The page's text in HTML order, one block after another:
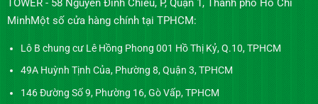
TOWER - 58 Nguyễn Đình Chiểu, P, Quận 1, Thành phố Hồ Chí
MinhMột số cửa hàng chính tại TPHCM:
Lô B chung cư Lê Hồng Phong 001 Hồ Thị Kỷ, Q.10, TPHCM
49A Huỳnh Tịnh Của, Phường 8, Quận 3, TPHCM
146 Đường Số 9, Phường 16, Gò Vấp, TPHCM